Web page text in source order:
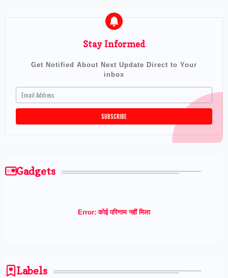
Stay Informed
Get Notified About Next Update Direct to Your
inbox
Gadgets
Error: कोई परिणाम नहीं मिला
Labels